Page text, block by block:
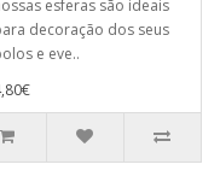
esferas são ideais
decoração dos seus
e eve..